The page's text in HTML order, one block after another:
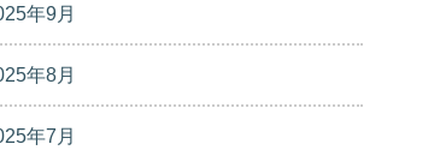
年9月
年8月
年7月